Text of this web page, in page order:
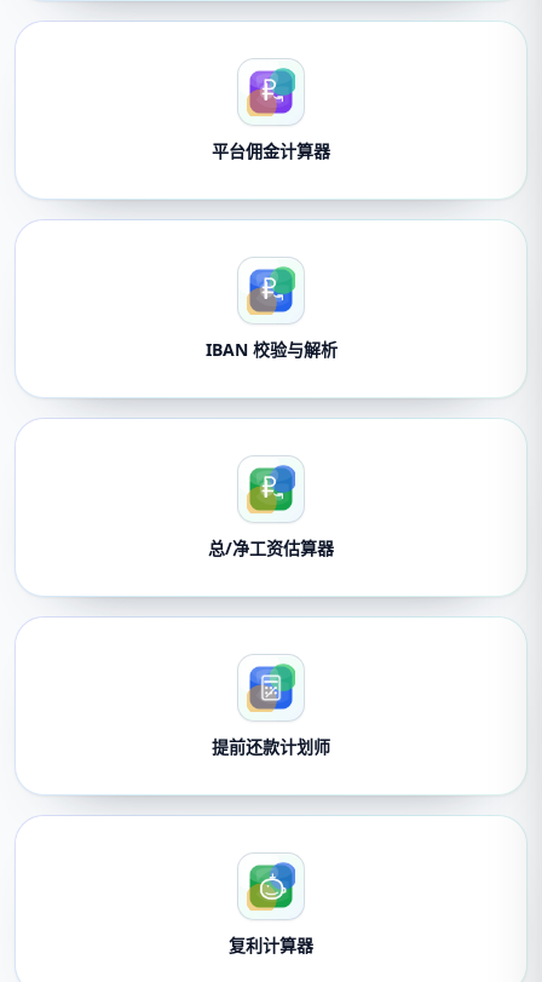
平台佣金计算器
IBAN 校验与解析
总/净工资估算器
提前还款计划师
复利计算器